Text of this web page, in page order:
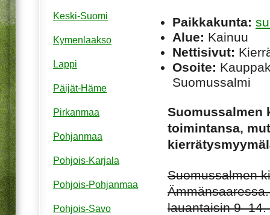
Paikkakunta:
Alue: Kainuu
Nettisivut:
Osoite:
Suomussalmi
Suomussalmen
toimintansa,
Suomussalmen
lauantaisin
Keski-Suomi
Kymenlaakso
Lappi
Päijät-Häme
Pirkanmaa
Pohjanmaa
Pohjois-Karjala
Pohjois-Pohjanmaa
Pohjois-Savo